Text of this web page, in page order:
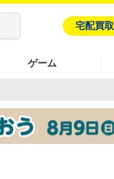
宅配買取
ゲーム